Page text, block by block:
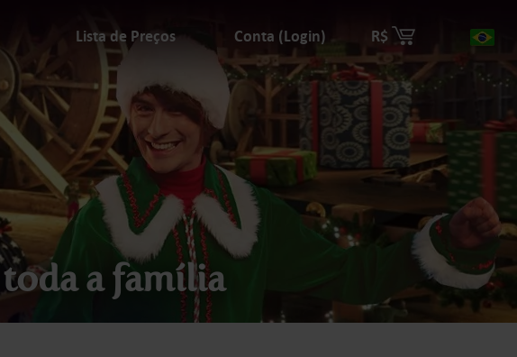
Lista de Preços Conta (Login) R$
a família